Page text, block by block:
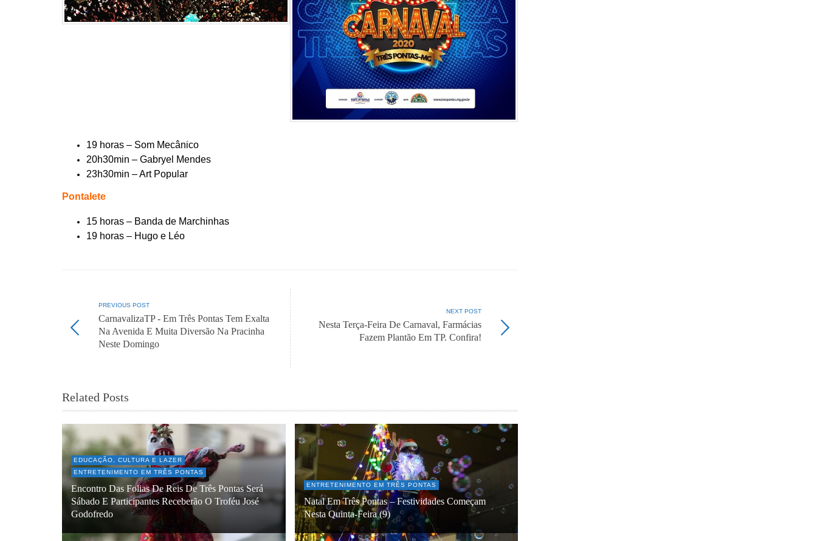
19 horas – Som Mecânico
20h30min – Gabryel Mendes
23h30min – Art Popular
Pontalete
15 horas – Banda de Marchinhas
19 horas – Hugo e Léo
PREVIOUS POST
CarnavalizaTP - Em Três Pontas Tem Exalta
Na Avenida E Muita Diversão Na Pracinha
Neste Domingo
NEXT POST
Nesta Terça-Feira De Carnaval, Farmácias
Fazem Plantão Em TP. Confira!
Related Posts
EDUCAÇÃO, CULTURA E LAZER
ENTRETENIMENTO EM TRÊS PONTAS
Encontro Das Folias De Reis De Três Pontas Será
Sábado E Participantes Receberão O Troféu José
Godofredo
ENTRETENIMENTO EM TRÊS PONTAS
Natal Em Três Pontas – Festividades Começam
Nesta Quinta-Feira (9)